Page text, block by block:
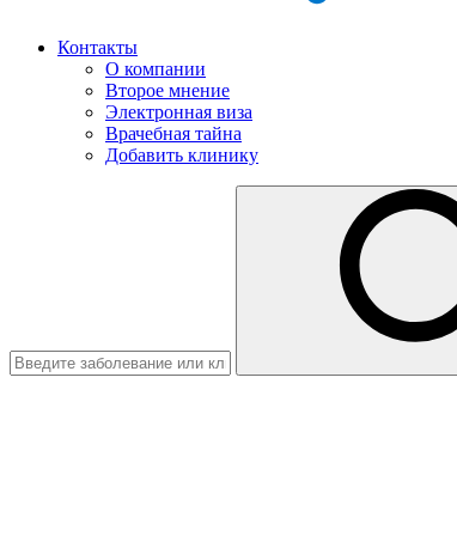
Контакты
О компании
Второе мнение
Электронная виза
Врачебная тайна
Добавить клинику